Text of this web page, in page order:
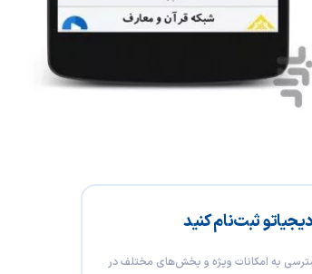
ثبت‌نام کنید
به امکانات ویژه و بخش‌های مختلف در